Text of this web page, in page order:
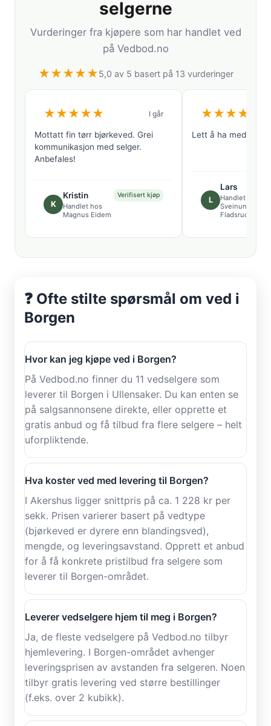
selgerne
Vurderinger fra kjøpere som har handlet ved
på Vedbod.no
★★★★★5,0 av 5 basert på 13 vurderinger
★★★★★ I går
Mottatt fin tørr bjørkeved. Grei
kommunikasjon med selger.
Anbefales!
K
Kristin
Handlet hos
Magnus Eidem
Verifisert kjøp
★★★★
Lett å ha med å
L
Lars
Handlet hos
Sveinung
Fladsrud
❓ Ofte stilte spørsmål om ved i
Borgen
Hvor kan jeg kjøpe ved i Borgen?
På Vedbod.no finner du 11 vedselgere som
leverer til Borgen i Ullensaker. Du kan enten se
på salgsannonsene direkte, eller opprette et
gratis anbud og få tilbud fra flere selgere – helt
uforpliktende.
Hva koster ved med levering til Borgen?
I Akershus ligger snittpris på ca. 1 228 kr per
sekk. Prisen varierer basert på vedtype
(bjørkeved er dyrere enn blandingsved),
mengde, og leveringsavstand. Opprett et anbud
for å få konkrete pristilbud fra selgere som
leverer til Borgen-området.
Leverer vedselgere hjem til meg i Borgen?
Ja, de fleste vedselgere på Vedbod.no tilbyr
hjemlevering. I Borgen-området avhenger
leveringsprisen av avstanden fra selgeren. Noen
tilbyr gratis levering ved større bestillinger
(f.eks. over 2 kubikk).